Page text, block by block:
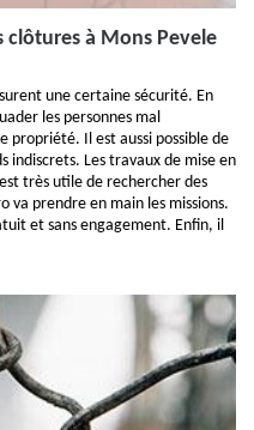
clôtures à Mons Pevele
une certaine sécurité. En
les personnes mal
propriété. Il est aussi possible de
indiscrets. Les travaux de mise en
très utile de rechercher des
va prendre en main les missions.
et sans engagement. Enfin, il